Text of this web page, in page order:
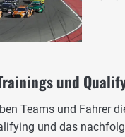
und
Teams und Fahrer
und das